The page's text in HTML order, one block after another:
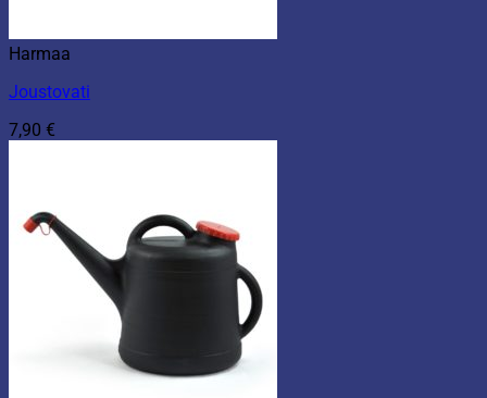
Harmaa
Joustovati
7,90 €